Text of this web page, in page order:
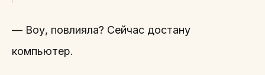
— Воу, повлияла? Сейчас достану
компьютер.